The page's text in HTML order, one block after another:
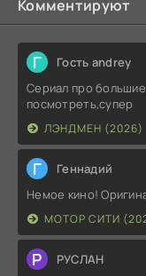
Комментируют
Г Гость andrey
Сериал про
посмотреть,супер
ЛЭНДМЕН (2026)
Г Геннадий
Немое кино!
МОТОР СИТИ
Р РУСЛАН